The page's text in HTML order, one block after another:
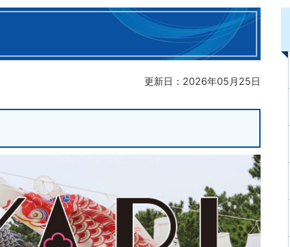
更新日：2026年05月25日